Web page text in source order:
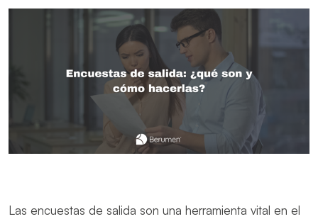
Las encuestas de salida son una herramienta vital en el